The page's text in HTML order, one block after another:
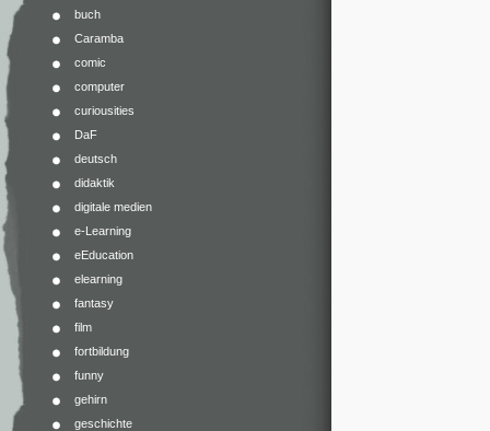
buch
Caramba
comic
computer
curiousities
DaF
deutsch
didaktik
digitale medien
e-Learning
eEducation
elearning
fantasy
film
fortbildung
funny
gehirn
geschichte